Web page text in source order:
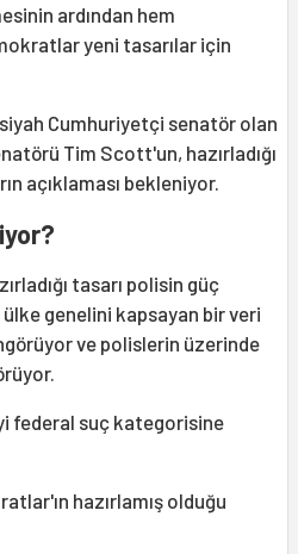
ardından hem
yeni tasarılar için
Cumhuriyetçi senatör olan
Tim Scott'un, hazırladığı
açıklaması bekleniyor.
tasarı polisin güç
genelini kapsayan bir veri
ve polislerin üzerinde
federal suç kategorisine
hazırlamış olduğu